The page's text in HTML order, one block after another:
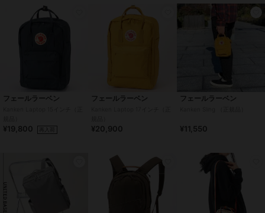
フェールラーベン
¥19,800
フェールラーベン
¥20,900
フェールラーベン
¥11,550